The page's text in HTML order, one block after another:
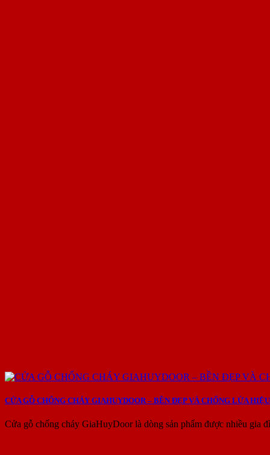
CỬA GỖ CHỐNG CHÁY GIAHUYDOOR – BỀN ĐẸP VÀ CHỐNG LỬA
Cửa gỗ chống cháy GiaHuyDoor là dòng sản phẩm được nhiều gia